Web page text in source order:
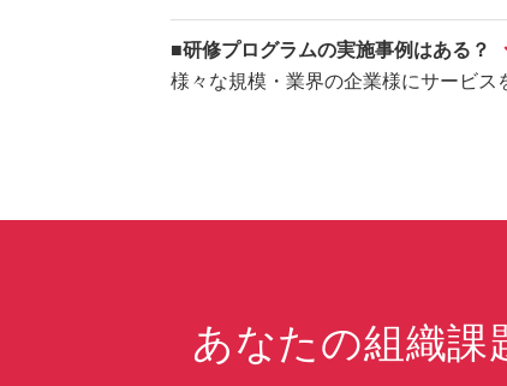
■研修プログラムの実施事例はある？
様々な規模・業界の企業様にサービス
あなたの組織課